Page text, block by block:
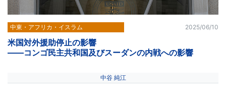
中東・アフリカ・イスラム 2025/06/10
米国対外援助停止の影響
――コンゴ民主共和国及びスーダンの内戦への影響
中谷 純江